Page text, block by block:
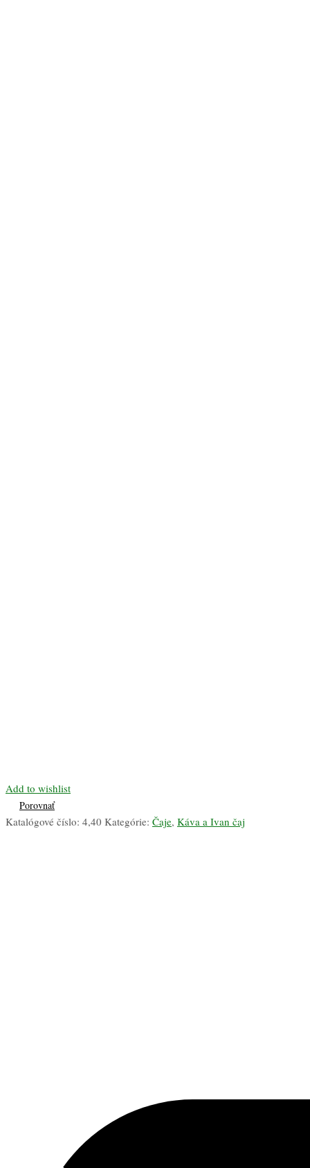
Add to wishlist
Porovnať
Katalógové číslo: 4,40 Kategórie: Čaje, Káva a Ivan čaj